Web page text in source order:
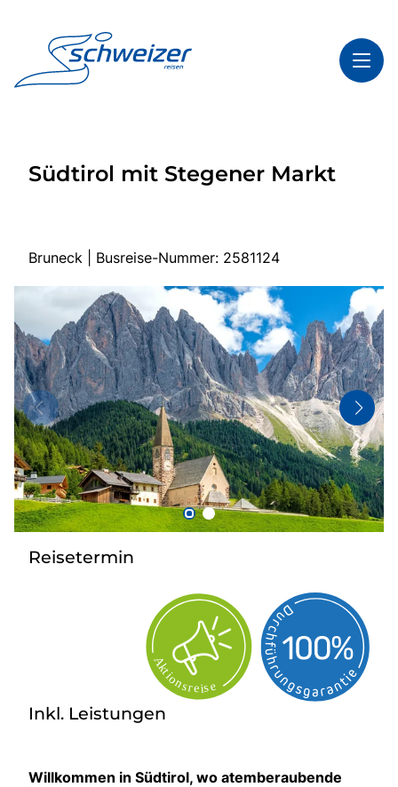
Highlights
Kontakt & Service
Start
Mehrtagesreisen
Tagesfahrten
Bus anmieten
Kataloge
Kontakt
Südtirol mit Stegener Markt
Bruneck | Busreise-Nummer: 2581124
Reisetermin
Inkl. Leistungen
Willkommen in Südtirol, wo atemberaubende